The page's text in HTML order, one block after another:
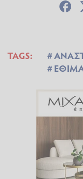
TAGS: